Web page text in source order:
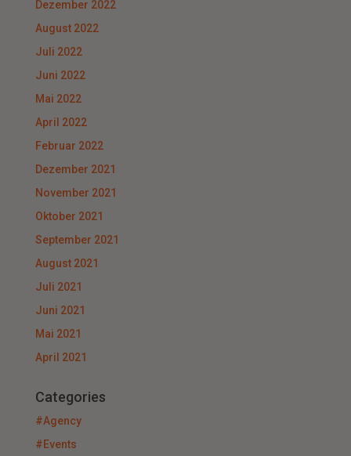
Dezember 2022
August 2022
Juli 2022
Juni 2022
Mai 2022
April 2022
Februar 2022
Dezember 2021
November 2021
Oktober 2021
September 2021
August 2021
Juli 2021
Juni 2021
Mai 2021
April 2021
Categories
#Agency
#Events